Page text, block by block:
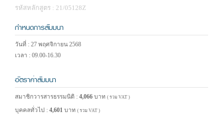
รหัสหลักสูตร : 21/05128Z
กำหนดการสัมมนา
วันที่ : 27 พฤศจิกายน 2568
เวลา : 09.00-16.30
อัตราค่าสัมมนา
สมาชิกวารสารธรรมนิติ : 4,066 บาท ( รวม VAT )
บุคคลทั่วไป : 4,601 บาท ( รวม VAT )